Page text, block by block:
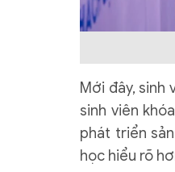
Mới đây, sinh
sinh viên
phát triển
học hiểu rõ